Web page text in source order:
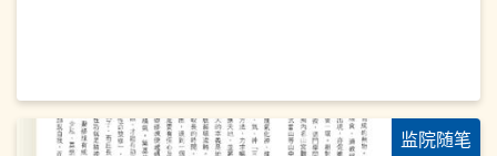
监院随笔